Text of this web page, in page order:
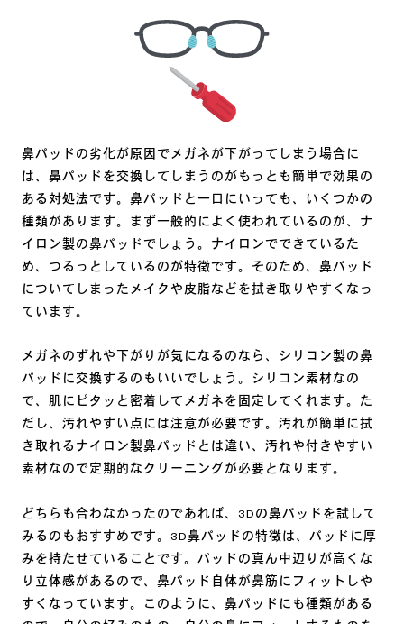
鼻パッドの劣化が原因でメガネが下がってしまう場合に
は、鼻パッドを交換してしまうのがもっとも簡単で効果の
ある対処法です。鼻パッドと一口にいっても、いくつかの
種類があります。まず一般的によく使われているのが、ナ
イロン製の鼻パッドでしょう。ナイロンでできているた
め、つるっとしているのが特徴です。そのため、鼻パッド
についてしまったメイクや皮脂などを拭き取りやすくなっ
ています。
メガネのずれや下がりが気になるのなら、シリコン製の鼻
パッドに交換するのもいいでしょう。シリコン素材なの
で、肌にピタッと密着してメガネを固定してくれます。た
だし、汚れやすい点には注意が必要です。汚れが簡単に拭
き取れるナイロン製鼻パッドとは違い、汚れや付きやすい
素材なので定期的なクリーニングが必要となります。
どちらも合わなかったのであれば、3Dの鼻パッドを試して
みるのもおすすめです。3D鼻パッドの特徴は、パッドに厚
みを持たせていることです。パッドの真ん中辺りが高くな
り立体感があるので、鼻パッド自体が鼻筋にフィットしや
すくなっています。このように、鼻パッドにも種類がある